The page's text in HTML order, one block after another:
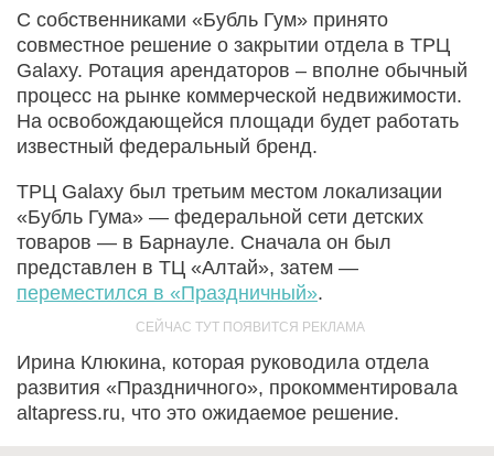
С собственниками «Бубль Гум» принято
совместное решение о закрытии отдела в ТРЦ
Galaxy. Ротация арендаторов – вполне обычный
процесс на рынке коммерческой недвижимости.
На освобождающейся площади будет работать
известный федеральный бренд.
ТРЦ Galaxy был третьим местом локализации
«Бубль Гума» — федеральной сети детских
товаров — в Барнауле. Сначала он был
представлен в ТЦ «Алтай», затем —
переместился в «Праздничный».
Ирина Клюкина, которая руководила отдела
развития «Праздничного», прокомментировала
altapress.ru, что это ожидаемое решение.